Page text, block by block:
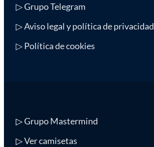
▷ Grupo Telegram
▷ Aviso legal y política de privacidad
▷ Política de cookies
▷Grupo Mastermind
▷Ver camisetas